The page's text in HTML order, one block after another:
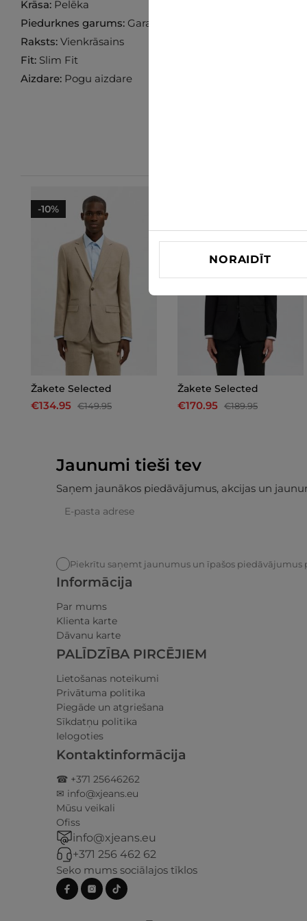
Krāsa: Pelēka
Piedurknes garums: Garas
Raksts: Vienkrāsains
Fit: Slim Fit
Aizdare: Pogu aizdare
-10%
Žakete Selected
€134.95 €149.95
Žakete Selected
€170.95 €189.95
Jaunumi tieši tev
Saņem jaunākos piedāvājumus, akcijas un
Piekrītu saņemt jaunumus un īpašos piedāvājumus
Informācija
Par mums
Klienta karte
Dāvanu karte
PALĪDZĪBA PIRCĒJIEM
Lietošanas noteikumi
Privātuma politika
Piegāde un atgriešana
Sīkdatņu politika
Ielogoties
Kontaktinformācija
☎ +371 25646262
✉ info@xjeans.eu
Mūsu veikali
Ofiss
info@xjeans.eu
+371 256 462 62
Seko mums sociālajos tīklos
NORAIDĪT